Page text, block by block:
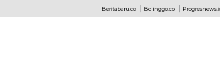
Beritabaru.co Bolinggo.co